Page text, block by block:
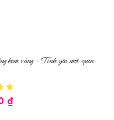
kem vàng – Tình yêu mới quen
₫